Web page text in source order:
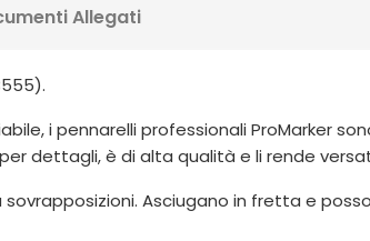
Allegati
i pennarelli professionali ProMarker
dettagli, è di alta qualità e li rende
Asciugano in fretta e